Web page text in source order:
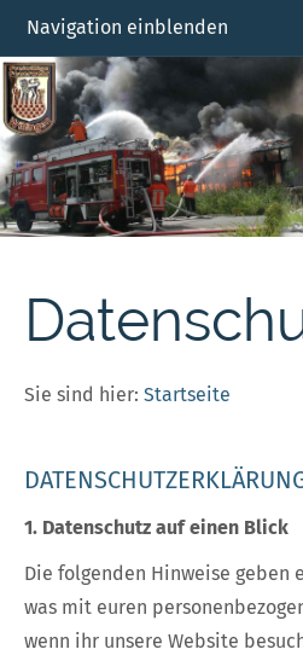
Navigation einblenden
Sie sind hier: Startseite
1. Datenschutz auf einen Blick
Die folgenden Hinweise geben
was mit euren
wenn ihr unsere Website